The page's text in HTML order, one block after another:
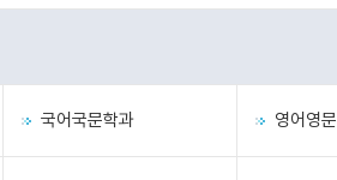
국어국문학과 영어영